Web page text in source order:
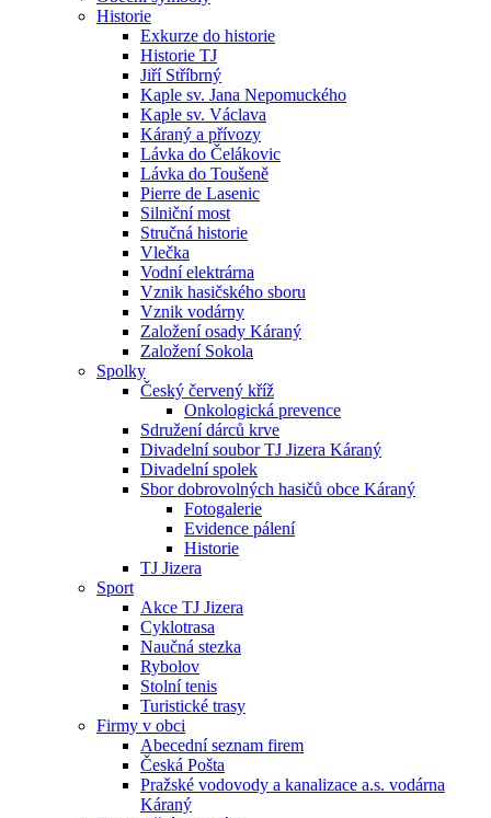
Historie
Exkurze do historie
Historie TJ
Jiří Stříbrný
Kaple sv. Jana Nepomuckého
Kaple sv. Václava
Káraný a přívozy
Lávka do Čelákovic
Lávka do Toušeně
Pierre de Lasenic
Silniční most
Stručná historie
Vlečka
Vodní elektrárna
Vznik hasičského sboru
Vznik vodárny
Založení osady Káraný
Založení Sokola
Spolky
Český červený kříž
Onkologická prevence
Sdružení dárců krve
Divadelní soubor TJ Jizera Káraný
Divadelní spolek
Sbor dobrovolných hasičů obce Káraný
Fotogalerie
Evidence pálení
Historie
TJ Jizera
Sport
Akce TJ Jizera
Cyklotrasa
Naučná stezka
Rybolov
Stolní tenis
Turistické trasy
Firmy v obci
Abecední seznam firem
Česká Pošta
Pražské vodovody a kanalizace a.s. vodárna
Káraný